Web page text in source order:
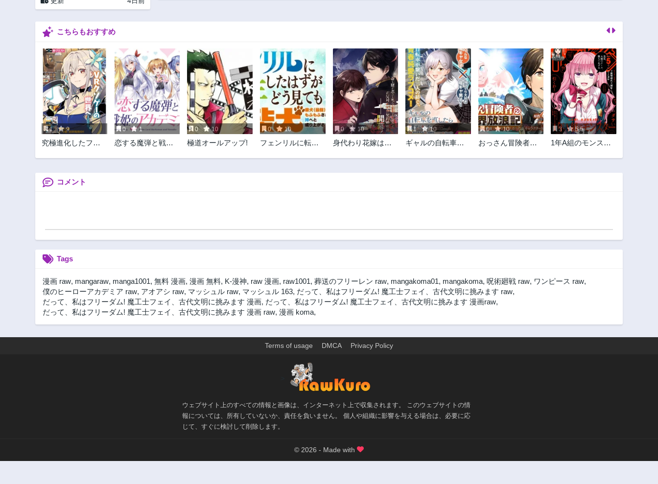
こちらもおすすめ
1 9
究極進化したフル
ったら
0 1
恋する魔弾と戦姫
Lord Marksman and
0 10
極道オールアップ!
0 10
フェンリルに転生
になった俺、もふ
0 10
身代わり花嫁は命
1 10
ギャルの自転車を
0 10
おっさん冒険者の
生き延びる
3 5.5
1年A組のモンスタ
コメント
Tags
漫画 raw, mangaraw, manga1001, 無料 漫画, 漫画 無料, K-漫神, raw 漫画, raw1001, 葬送のフリーレン raw, mangakoma01, mangakoma, 呪術廻戦 raw, ワンピース raw,
僕のヒーローアカデミア raw, アオアシ raw, マッシュル raw, マッシュル 163, だって、私はフリーダム! 魔工士フェイ、古代文明に挑みます raw,
だって、私はフリーダム! 魔工士フェイ、古代文明に挑みます 漫画, だって、私はフリーダム! 魔工士フェイ、古代文明に挑みます 漫画raw,
だって、私はフリーダム! 魔工士フェイ、古代文明に挑みます 漫画 raw, 漫画 koma,
Terms of usage DMCA Privacy Policy
ウェブサイト上のすべての情報と画像は、インターネット上で収集されます。 このウェブサイトの情
報については、所有していないか、責任を負いません。 個人や組織に影響を与える場合は、必要に応
じて、すぐに検討して削除します。
© 2026 - Made with